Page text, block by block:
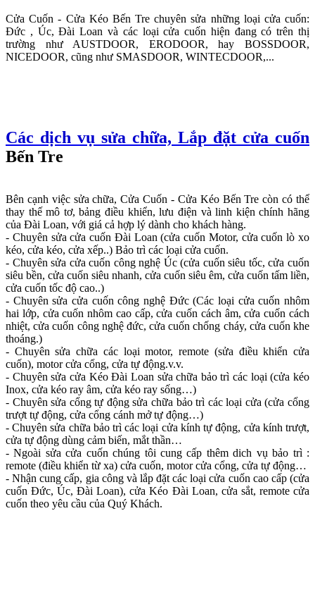
Cửa Cuốn - Cửa Kéo Bến Tre chuyên sửa những loại cửa cuốn:
Đức , Úc, Đài Loan và các loại cửa cuốn hiện đang có trên thị
trường như AUSTDOOR, ERODOOR, hay BOSSDOOR,
NICEDOOR, cũng như SMASDOOR, WINTECDOOR,...
Các dịch vụ sửa chữa, Lắp đặt cửa cuốn
Bến Tre
Bên cạnh việc sửa chữa, Cửa Cuốn - Cửa Kéo Bến Tre còn có thể
thay thế mô tơ, bảng điều khiển, lưu điện và linh kiện chính hãng
của Đài Loan, với giá cả hợp lý dành cho khách hàng.
- Chuyên sửa cửa cuốn Đài Loan (cửa cuốn Motor, cửa cuốn lò xo
kéo, cửa kéo, cửa xếp..) Bảo trì các loại cửa cuốn.
- Chuyên sửa cửa cuốn công nghệ Úc (cửa cuốn siêu tốc, cửa cuốn
siêu bền, cửa cuốn siêu nhanh, cửa cuốn siêu êm, cửa cuốn tấm liền,
cửa cuốn tốc độ cao..)
- Chuyên sửa cửa cuốn công nghệ Đức (Các loại cửa cuốn nhôm
hai lớp, cửa cuốn nhôm cao cấp, cửa cuốn cách âm, cửa cuốn cách
nhiệt, cửa cuốn công nghệ đức, cửa cuốn chống cháy, cửa cuốn khe
thoáng.)
- Chuyên sửa chữa các loại motor, remote (sửa điều khiển cửa
cuốn), motor cửa cổng, cửa tự động.v.v.
- Chuyên sửa cửa Kéo Đài Loan sửa chữa bảo trì các loại (cửa kéo
Inox, cửa kéo ray âm, cửa kéo ray sống…)
- Chuyên sửa cổng tự động sửa chữa bảo trì các loại cửa (cửa cổng
trượt tự động, cửa cổng cánh mở tự động…)
- Chuyên sửa chữa bảo trì các loại cửa kính tự động, cửa kính trượt,
cửa tự động dùng cảm biến, mắt thần…
- Ngoài sửa cửa cuốn chúng tôi cung cấp thêm dich vụ bảo trì :
remote (điều khiển từ xa) cửa cuốn, motor cửa cổng, cửa tự động…
- Nhận cung cấp, gia công và lắp đặt các loại cửa cuốn cao cấp (cửa
cuốn Đức, Úc, Đài Loan), cửa Kéo Đài Loan, cửa sắt, remote cửa
cuốn theo yêu cầu của Quý Khách.